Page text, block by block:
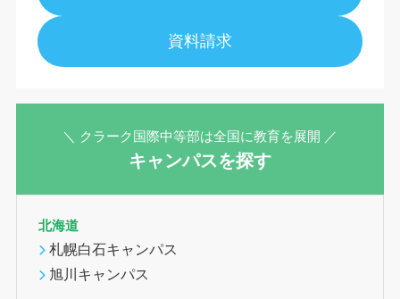
資料請求
＼ クラーク国際中等部は全国に教育を展開 ／
キャンパスを探す
北海道
札幌白石キャンパス
旭川キャンパス